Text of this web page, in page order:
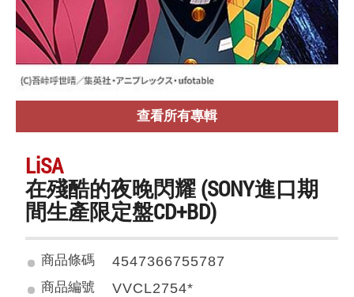
查看所有專輯
LiSA
在殘酷的夜晚閃耀 (SONY進口期
間生產限定盤CD+BD)
商品條碼 4547366755787
商品編號 VVCL2754*